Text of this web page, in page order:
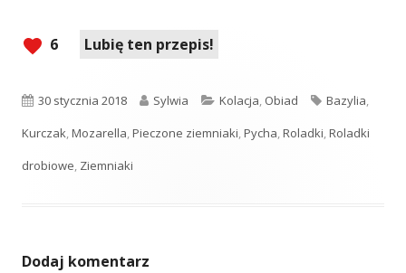
6 Lubię ten przepis!
Opublikowano
30 stycznia 2018 Autor
Sylwia Kategorie
Kolacja, Obiad Tagi
Bazylia,
Kurczak,Mozarella,Pieczone ziemniaki,Pycha,Roladki,Roladki
drobiowe, Ziemniaki
Dodaj komentarz